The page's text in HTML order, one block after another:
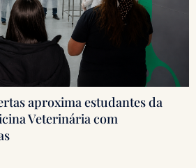
aproxima estudantes da
Veterinária com